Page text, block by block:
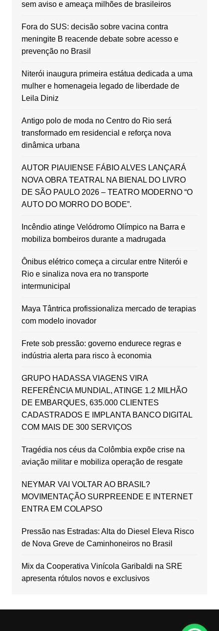
sem aviso e ameaça milhões de brasileiros
Fora do SUS: decisão sobre vacina contra
meningite B reacende debate sobre acesso e
prevenção no Brasil
Niterói inaugura primeira estátua dedicada a uma
mulher e homenageia legado de liberdade de
Leila Diniz
Antigo polo de moda no Centro do Rio será
transformado em residencial e reforça nova
dinâmica urbana
AUTOR PIAUIENSE FÁBIO ALVES LANÇARÁ
NOVA OBRA TEATRAL NA BIENAL DO LIVRO
DE SÃO PAULO 2026 – TEATRO MODERNO “O
AUTO DO MORRO DO BODE”.
Incêndio atinge Velódromo Olímpico na Barra e
mobiliza bombeiros durante a madrugada
Ônibus elétrico começa a circular entre Niterói e
Rio e sinaliza nova era no transporte
intermunicipal
Maya Tântrica profissionaliza mercado de terapias
com modelo inovador
Frete sob pressão: governo endurece regras e
indústria alerta para risco à economia
GRUPO HADASSA VIAGENS VIRA
REFERÊNCIA MUNDIAL, ATINGE 1.2 MILHÃO
DE EMBARQUES, 635.000 CLIENTES
CADASTRADOS E IMPLANTA BANCO DIGITAL
COM MAIS DE 300 SERVIÇOS
Tragédia nos céus da Colômbia expõe crise na
aviação militar e mobiliza operação de resgate
NEYMAR VAI VOLTAR AO BRASIL?
MOVIMENTAÇÃO SURPREENDE E INTERNET
ENTRA EM COLAPSO
Pressão nas Estradas: Alta do Diesel Eleva Risco
de Nova Greve de Caminhoneiros no Brasil
Mix da Cooperativa Vinícola Garibaldi na SRE
apresenta rótulos novos e exclusivos